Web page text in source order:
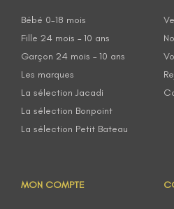
Bébé 0-18 mois
Fille 24 mois – 10 ans
Garçon 24 mois – 10 ans
Les marques
La sélection Jacadi
La sélection Bonpoint
La sélection Petit Bateau
MON COMPTE